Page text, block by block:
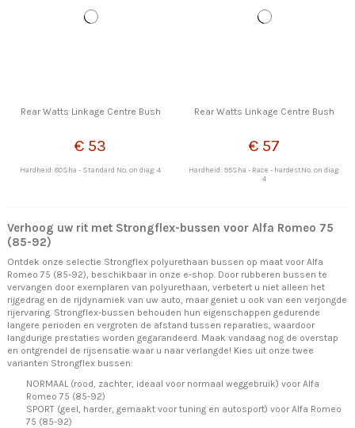
Rear Watts Linkage Centre Bush
€ 53
Hardheid: 80Sha - Standard No. on diag: 4
Rear Watts Linkage Centre Bush
€ 57
Hardheid: 95Sha - Race - hardestNo. on diag:
4
Verhoog uw rit met Strongflex-bussen voor Alfa Romeo 75
(85-92)
Ontdek onze selectie Strongflex polyurethaan bussen op maat voor Alfa
Romeo 75 (85-92), beschikbaar in onze e-shop. Door rubberen bussen te
vervangen door exemplaren van polyurethaan, verbetert u niet alleen het
rijgedrag en de rijdynamiek van uw auto, maar geniet u ook van een verjongde
rijervaring. Strongflex-bussen behouden hun eigenschappen gedurende
langere perioden en vergroten de afstand tussen reparaties, waardoor
langdurige prestaties worden gegarandeerd. Maak vandaag nog de overstap
en ontgrendel de rijsensatie waar u naar verlangde! Kies uit onze twee
varianten Strongflex bussen:
NORMAAL (rood, zachter, ideaal voor normaal weggebruik) voor Alfa
Romeo 75 (85-92)
SPORT (geel, harder, gemaakt voor tuning en autosport) voor Alfa Romeo
75 (85-92)